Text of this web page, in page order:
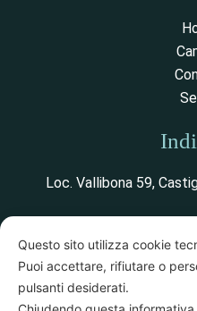
Loc. Vallibona 59,
Vedi
Questo sito utilizza cookie
Puoi accettare, rifiutare o
pulsanti desiderati.